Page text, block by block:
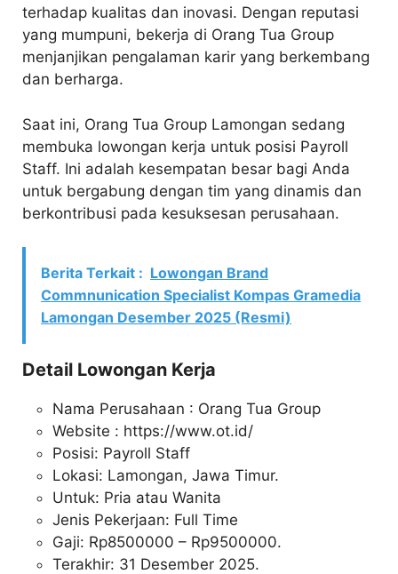
terhadap kualitas dan inovasi. Dengan reputasi
yang mumpuni, bekerja di Orang Tua Group
menjanjikan pengalaman karir yang berkembang
dan berharga.
Saat ini, Orang Tua Group Lamongan sedang
membuka lowongan kerja untuk posisi Payroll
Staff. Ini adalah kesempatan besar bagi Anda
untuk bergabung dengan tim yang dinamis dan
berkontribusi pada kesuksesan perusahaan.
Berita Terkait : Lowongan Brand
Commnunication Specialist Kompas Gramedia
Lamongan Desember 2025 (Resmi)
Detail Lowongan Kerja
Nama Perusahaan : Orang Tua Group
Website : https://www.ot.id/
Posisi: Payroll Staff
Lokasi: Lamongan, Jawa Timur.
Untuk: Pria atau Wanita
Jenis Pekerjaan: Full Time
Gaji: Rp8500000 – Rp9500000.
Terakhir: 31 Desember 2025.